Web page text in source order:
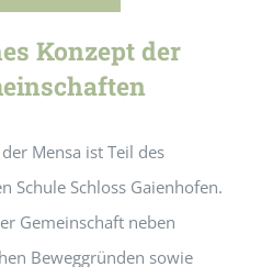
Konzept der
Mensa ist Teil des
Schule Schloss Gaienhofen.
Gemeinschaft neben
Beweggründen sowie